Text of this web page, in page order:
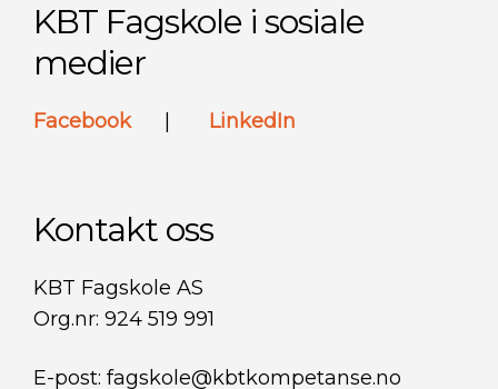
KBT Fagskole i sosiale
medier
Facebook LinkedIn
Kontakt oss
KBT Fagskole AS
Org.nr: 924 519 991
E-post: fagskole@kbtkompetanse.no